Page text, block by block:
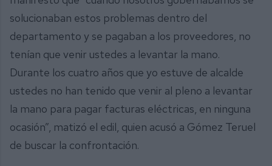
solucionaban estos problemas dentro del
departamento y se pagaban a los proveedores, no
tenían que venir ustedes a levantar la mano.
Durante los cuatro años que yo estuve de alcalde
ustedes no han tenido que venir al pleno a levantar
la mano para pagar facturas eléctricas, en ninguna
ocasión”, matizó el edil, quien acusó a Gómez Teruel
de buscar la confrontación.